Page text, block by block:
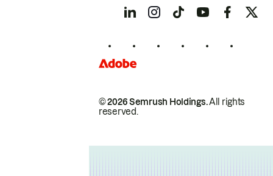
© 2026 Semrush Holdings.All rights
reserved.